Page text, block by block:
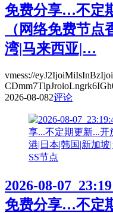
免费分享…不定
（网络免费节点
湾|马来西亚|…
vmess://
2026-08-082评论
SS节点
2026-08-
免费分享…不定